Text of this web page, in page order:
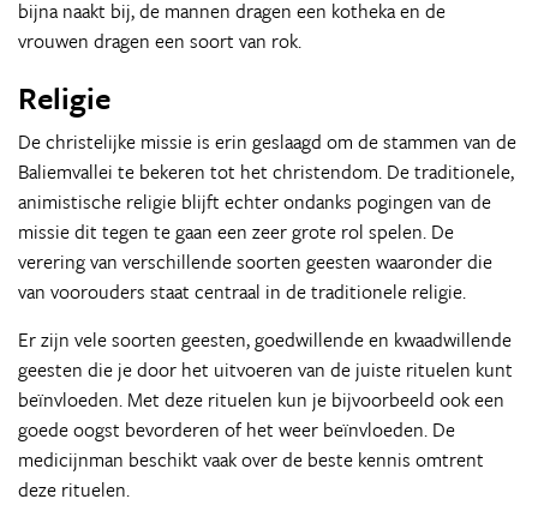
bijna naakt bij, de mannen dragen een kotheka en de
vrouwen dragen een soort van rok.
Religie
De christelijke missie is erin geslaagd om de stammen van de
Baliemvallei te bekeren tot het christendom. De traditionele,
animistische religie blijft echter ondanks pogingen van de
missie dit tegen te gaan een zeer grote rol spelen. De
verering van verschillende soorten geesten waaronder die
van voorouders staat centraal in de traditionele religie.
Er zijn vele soorten geesten, goedwillende en kwaadwillende
geesten die je door het uitvoeren van de juiste rituelen kunt
beïnvloeden. Met deze rituelen kun je bijvoorbeeld ook een
goede oogst bevorderen of het weer beïnvloeden. De
medicijnman beschikt vaak over de beste kennis omtrent
deze rituelen.